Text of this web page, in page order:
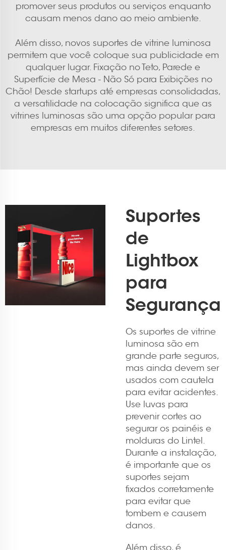
promover seus produtos ou serviços enquanto
causam menos dano ao meio ambiente.
Além disso, novos suportes de vitrine luminosa
permitem que você coloque sua publicidade em
qualquer lugar. Fixação no Teto, Parede e
Superfície de Mesa - Não Só para Exibições no
Chão! Desde startups até empresas consolidadas,
a versatilidade na colocação significa que as
vitrines luminosas são uma opção popular para
empresas em muitos diferentes setores.
Suportes
de
Lightbox
para
Segurança
Os suportes de vitrine
luminosa são em
grande parte seguros,
mas ainda devem ser
usados com cautela
para evitar acidentes.
Use luvas para
prevenir cortes ao
segurar os painéis e
molduras do Lintel.
Durante a instalação,
é importante que os
suportes sejam
fixados corretamente
para evitar que
tombem e causem
danos.
Além disso, é